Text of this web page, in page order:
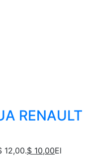
RENAULT
12,00.$ 10,00El